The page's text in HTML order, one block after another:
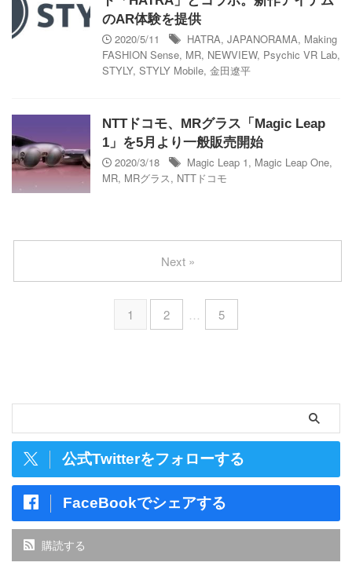
のAR体験を提供
2020/5/11
HATRA, JAPANORAMA, Making
FASHION Sense, MR, NEWVIEW, Psychic VR Lab,
STYLY, STYLY Mobile, 金田遼平
NTTドコモ、MRグラス「Magic Leap
1」を5月より一般販売開始
2020/3/18
Magic Leap 1, Magic Leap One,
MR, MRグラス, NTTドコモ
1 2 … 5
Next »
公式Twitterをフォローする
FaceBookでシェアする
購読する